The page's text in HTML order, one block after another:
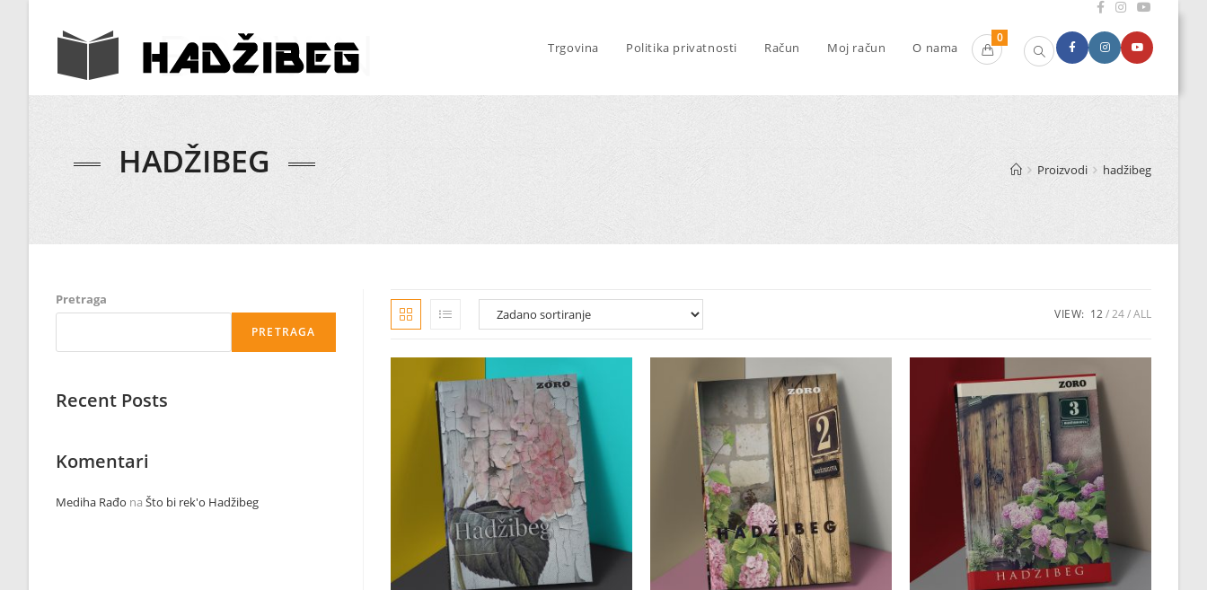
Trgovina Politika privatnosti Račun Moj račun O nama
0
HADŽIBEG Proizvodi hadžibeg
VIEW: 12 24 ALL
Pretraga
PRETRAGA
Recent Posts
Komentari
Mediha Rađo na Što bi rek'o Hadžibeg